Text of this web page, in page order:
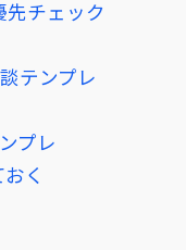
チェック
テンプレ
プレ
く